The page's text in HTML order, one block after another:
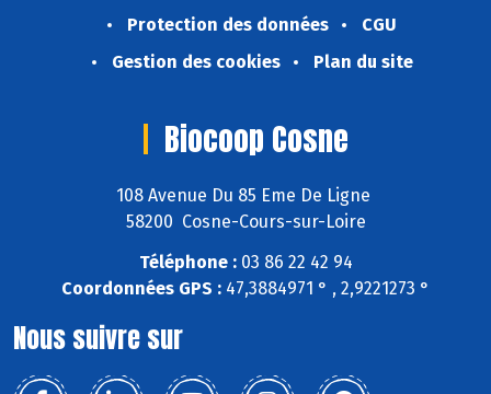
Protection des données
CGU
Gestion des cookies
Plan du site
Biocoop Cosne
108 Avenue Du 85 Eme De Ligne
58200 Cosne-Cours-sur-Loire
Téléphone :03 86 22 42 94
Coordonnées GPS : 47,3884971 ° , 2,9221273 °
Nous suivre sur